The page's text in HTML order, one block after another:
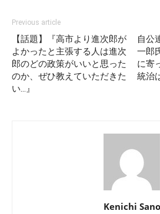
Previous article
【話題】『高市より進次郎が
よかったと主張する人は進次
郎のどの政策がいいと思った
のか、ぜひ教えていただきた
い…』
自公
一郎
に寄
統治
Kenichi Sano